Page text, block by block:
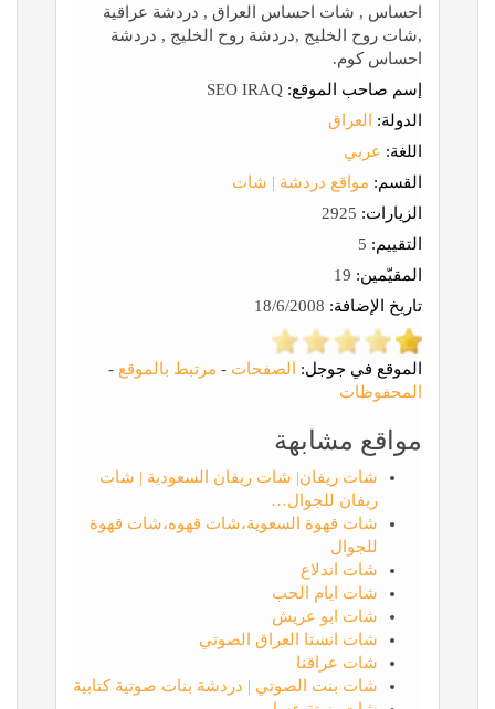
احساس , شات احساس العراق , دردشة عراقية
,شات روح الخليج ,دردشة روح الخليج , دردشة
احساس كوم.
إسم صاحب الموقع:
الدولة:
العراق
اللغة: عربي
القسم: مواقع دردشة | شات
الزيارات:
التقييم:
المقيّمين:
تاريخ الإضافة:
الموقع في جوجل: الصفحات - مرتبط بالموقع -
المحفوظات
مواقع مشابهة
شات ريفان| شات ريفان السعودية | شات
ريفان للجوال…
شات قهوة السعوية،شات قهوه،شات قهوة
للجوال
شات اندلاع
شات ايام الحب
شات ابو عريش
شات انستا العراق الصوتي
شات عراقنا
شات بنت الصوتي | دردشة بنات صوتية كتابية